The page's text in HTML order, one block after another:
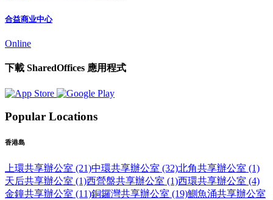
合益商业中心
Online
下載 SharedOffices 應用程式
Popular Locations
香港島
上環共享辦公室 (21)中環共享辦公室 (32)北角共享辦公室 (1)
天后共享辦公室 (1)西營盤共享辦公室 (1)西環共享辦公室 (4)
金鐘共享辦公室 (11)銅鑼灣共享辦公室 (19)鰂魚涌共享辦公室